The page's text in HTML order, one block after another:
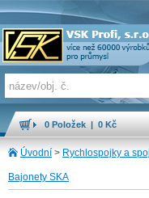
0 Položek | 0 Kč
Úvodní > Rychlospojky a
Bajonety SKA